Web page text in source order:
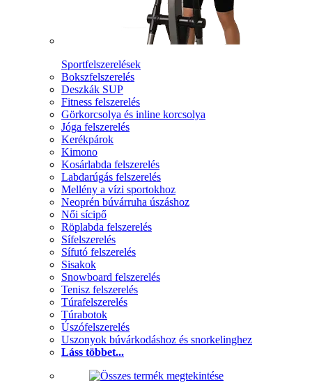
Sportfelszerelések
Bokszfelszerelés
Deszkák SUP
Fitness felszerelés
Görkorcsolya és inline korcsolya
Jóga felszerelés
Kerékpárok
Kimono
Kosárlabda felszerelés
Labdarúgás felszerelés
Mellény a vízi sportokhoz
Neoprén búvárruha úszáshoz
Női sícipő
Röplabda felszerelés
Sífelszerelés
Sífutó felszerelés
Sisakok
Snowboard felszerelés
Tenisz felszerelés
Túrafelszerelés
Túrabotok
Úszófelszerelés
Uszonyok búvárkodáshoz és snorkelinghez
Láss többet...